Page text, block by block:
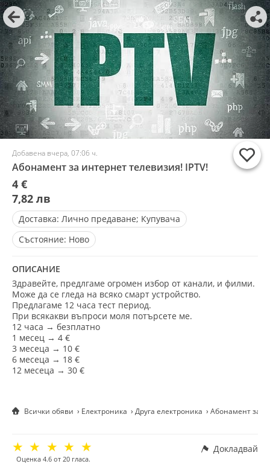
Добавена вчера, 07:06 ч.
Абонамент за интернет телевизия! IPTV!
4 €
7,82 лв
Доставка: Лично предаване; Купувача
Състояние: Ново
ОПИСАНИЕ
Здравейте, предлгаме огромен избор от канали, и филми.
Може да се гледа на всяко смарт устройство.
Предлагаме 12 часа тест период.
При всякакви въпроси моля потърсете ме.
12 часа → безплатно
1 месец → 4 €
3 месеца → 10 €
6 месеца → 18 €
12 месеца → 30 €
Всички обяви Електроника Друга електроника Абонамент за
☆
☆
☆
☆
☆
Оценка4.6 от20 гласа.
Докладвай